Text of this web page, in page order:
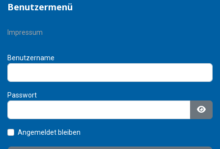
Benutzermenü
Impressum
Benutzername
Passwort
Angemeldet bleiben